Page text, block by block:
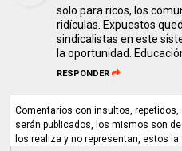
solo para ricos, los
ridículas. Expuestos
sindicalistas en este
la oportunidad.
RESPONDER
Comentarios con insultos,
serán publicados, los mismos son
los realiza y no representan, estos